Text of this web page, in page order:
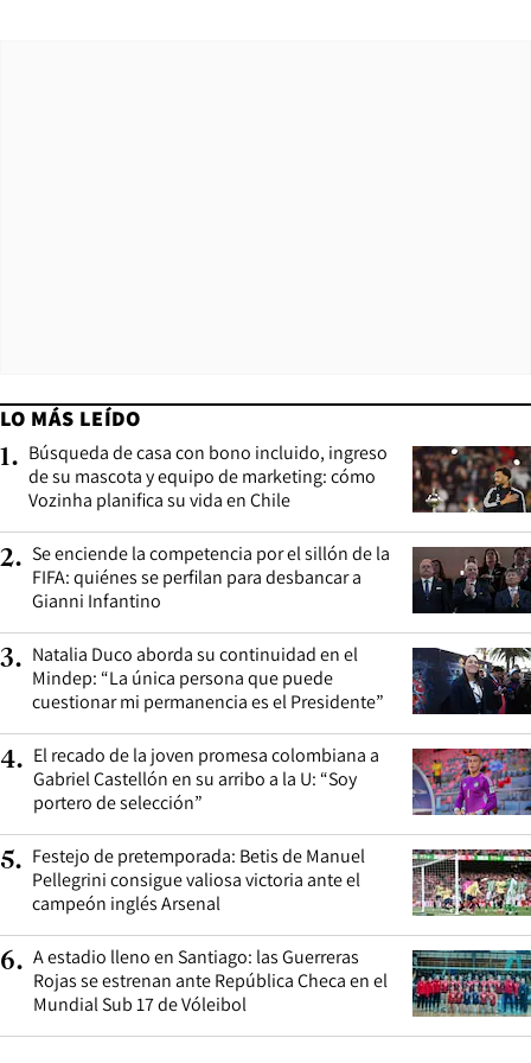
LO MÁS LEÍDO
1. Búsqueda de casa con bono incluido, ingreso
de su mascota y equipo de marketing: cómo
Vozinha planifica su vida en Chile
2. Se enciende la competencia por el sillón de la
FIFA: quiénes se perfilan para desbancar a
Gianni Infantino
3. Natalia Duco aborda su continuidad en el
Mindep: “La única persona que puede
cuestionar mi permanencia es el Presidente”
4. El recado de la joven promesa colombiana a
Gabriel Castellón en su arribo a la U: “Soy
portero de selección”
5. Festejo de pretemporada: Betis de Manuel
Pellegrini consigue valiosa victoria ante el
campeón inglés Arsenal
6. A estadio lleno en Santiago: las Guerreras
Rojas se estrenan ante República Checa en el
Mundial Sub 17 de Vóleibol